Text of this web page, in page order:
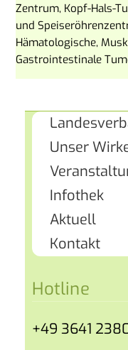
Unser
Infothek
Aktuell
Kontakt
Hotline
+49 3641
Zentrum, Kopf-Hals-
und
Hämatologische,
Gastrointestinale